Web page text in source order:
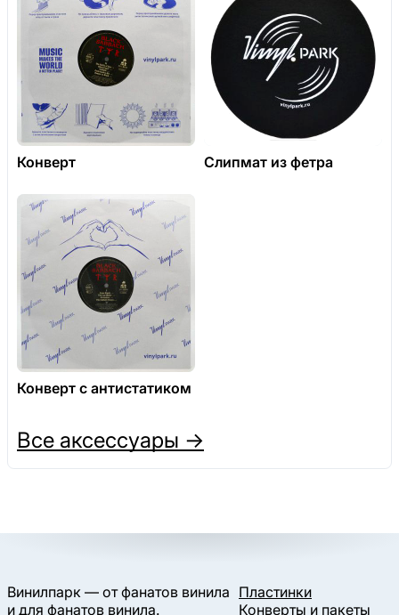
Конверт Слипмат из фетра
Конверт с антистатиком
Все аксессуары →
Винилпарк — от фанатов винила
и для фанатов винила.
Пластинки
Конверты и пакеты